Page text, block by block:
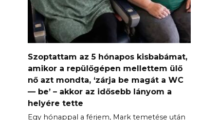
Szoptattam az 5 hónapos kisbabámat,
amikor a repülőgépen mellettem ülő
nő azt mondta, ‘zárja be magát a WC
— be’ – akkor az idősebb lányom a
helyére tette
Egy hónappal a férjem, Mark temetése után